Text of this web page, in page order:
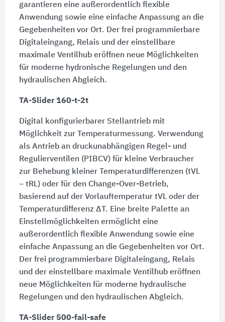
garantieren eine außerordentlich flexible
Anwendung sowie eine einfache Anpassung an die
Gegebenheiten vor Ort. Der frei programmierbare
Digitaleingang, Relais und der einstellbare
maximale Ventilhub eröffnen neue Möglichkeiten
für moderne hydronische Regelungen und den
hydraulischen Abgleich.
TA-Slider 160-t-2t
Digital konfigurierbarer Stellantrieb mit
Möglichkeit zur Temperaturmessung. Verwendung
als Antrieb an druckunabhängigen Regel- und
Regulierventilen (PIBCV) für kleine Verbraucher
zur Behebung kleiner Temperaturdifferenzen (tVL
– tRL) oder für den Change-Over-Betrieb,
basierend auf der Vorlauftemperatur tVL oder der
Temperaturdifferenz ΔT. Eine breite Palette an
Einstellmöglichkeiten ermöglicht eine
außerordentlich flexible Anwendung sowie eine
einfache Anpassung an die Gegebenheiten vor Ort.
Der frei programmierbare Digitaleingang, Relais
und der einstellbare maximale Ventilhub eröffnen
neue Möglichkeiten für moderne hydraulische
Regelungen und den hydraulischen Abgleich.
TA-Slider 500-fail-safe